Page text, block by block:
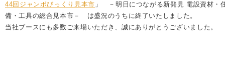
44回ジャンボびっくり見本市 」 －明日につながる新発見 電設資材・
備・工具の総合見本市－ は盛況のうちに終了いたしました。
当社ブースにも多数ご来場いただき、誠にありがとうございました。